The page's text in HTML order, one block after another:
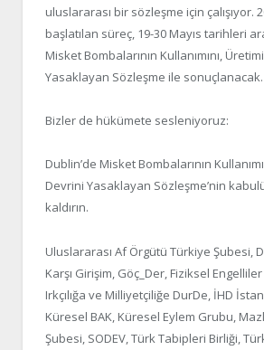
uluslararası bir sözleşme için çalışıyor.
başlatılan süreç, 19-30 Mayıs tarihleri
Misket Bombalarının Kullanımını,
Yasaklayan Sözleşme ile sonuçlanacak.
Bizler de hükümete sesleniyoruz:
Dublin’de Misket Bombalarının
Devrini Yasaklayan Sözleşme’nin
kaldırın.
Uluslararası Af Örgütü Türkiye Şubesi,
Karşı Girişim, Göç_Der, Fiziksel
Irkçılığa ve Milliyetçiliğe DurDe, İHD
Küresel BAK, Küresel Eylem Grubu,
Şubesi, SODEV, Türk Tabipleri Birliği,